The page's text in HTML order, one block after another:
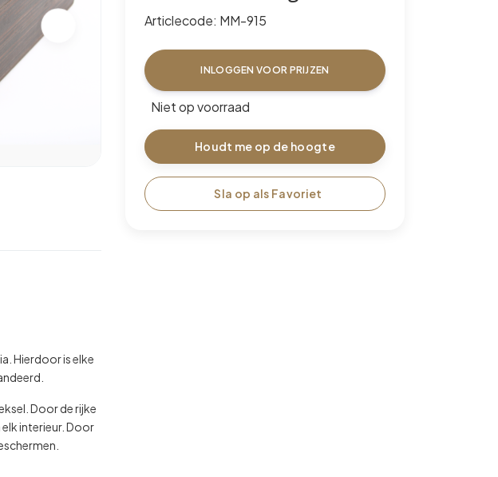
Articlecode: MM-915
INLOGGEN VOOR PRIJZEN
Niet op voorraad
Houdt me op de hoogte
Sla op als Favoriet
Hierdoor is elke
Door de rijke
interieur. Door